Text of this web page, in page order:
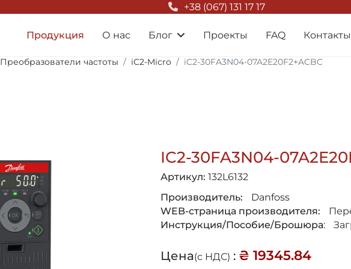
+38 (067) 131 17 17
Продукция О нас Блог Проекты FAQ Контакты
Преобразователи частоты iC2-Micro iC2-30FA3N04-07A2E20F2+ACBC
IC2-30FA3N04-
Артикул:132L6132
Производитель:
Danfoss
WEB-страница производителя:
Инструкция/Пособие/Брошюра:
Цена(с НДС) : ₴ 19345.84